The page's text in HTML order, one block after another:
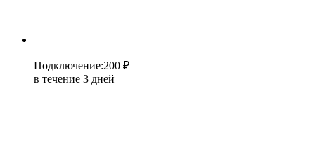
Подключение:200 ₽
в течение 3 дней